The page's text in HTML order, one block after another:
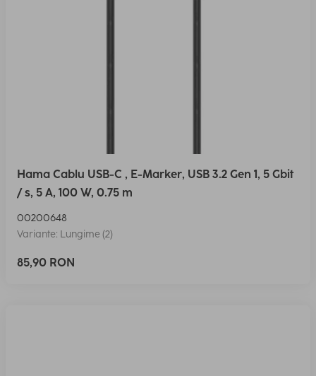
Hama Cablu USB-C , E-Marker, USB 3.2 Gen 1, 5 Gbit
/ s, 5 A, 100 W, 0.75 m
00200648
Variante: Lungime (2)
85,90 RON